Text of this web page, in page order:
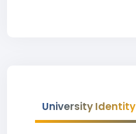
University Identity